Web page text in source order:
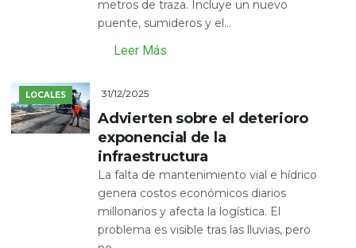
metros de traza. Incluye un nuevo
puente, sumideros y el...
Leer Más
LOCALES 31/12/2025
Advierten sobre el deterioro
exponencial de la
infraestructura
La falta de mantenimiento vial e hídrico
genera costos económicos diarios
millonarios y afecta la logística. El
problema es visible tras las lluvias, pero